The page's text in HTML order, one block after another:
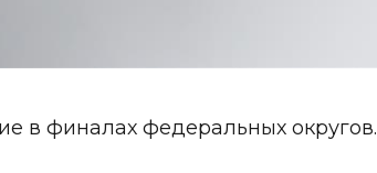
в финалах федеральных округов.